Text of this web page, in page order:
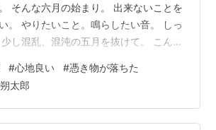
そんな六月の始まり。 出来ないことを
。 やりたいこと。鳴らしたい音。 しっ
し混乱、混沌の五月を抜けて。 こんな
変化する。 捨てたもんじゃないし、 捨
。 月曜日、体重は４８.４㎏。 魂、静
週も進んでいこう。
#心地良い #憑き物が落ちた
太郎